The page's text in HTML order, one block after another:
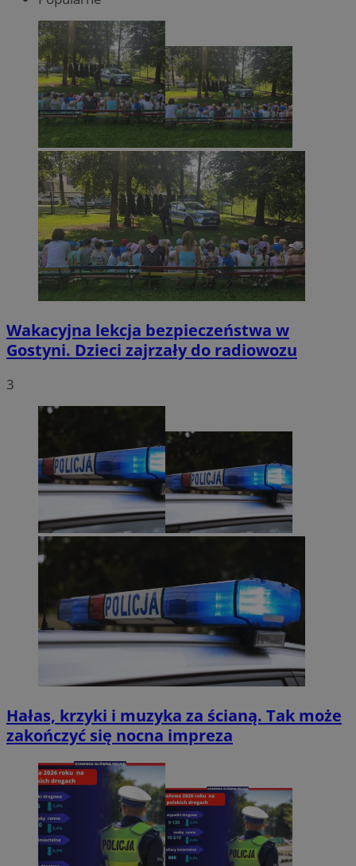
Wakacyjna lekcja bezpieczeństwa w
Gostyni. Dzieci zajrzały do radiowozu
3
Hałas, krzyki i muzyka za ścianą. Tak może
zakończyć się nocna impreza